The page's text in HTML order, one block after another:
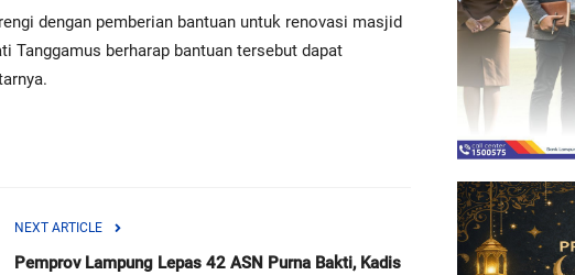
dengan pemberian bantuan untuk renovasi masjid
Tanggamus berharap bantuan tersebut dapat
NEXT ARTICLE
Pemprov Lampung Lepas 42 ASN Purna Bakti, Kadis